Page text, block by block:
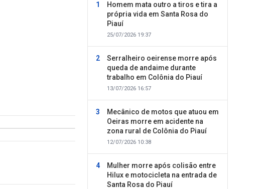
Homem mata outro a tiros e tira a
própria vida em Santa Rosa do
Piauí
25/07/2026 19:37
Serralheiro oeirense morre após
queda de andaime durante
trabalho em Colônia do Piauí
13/07/2026 16:57
Mecânico de motos que atuou em
Oeiras morre em acidente na
zona rural de Colônia do Piauí
12/07/2026 10:38
Mulher morre após colisão entre
Hilux e motocicleta na entrada de
Santa Rosa do Piauí